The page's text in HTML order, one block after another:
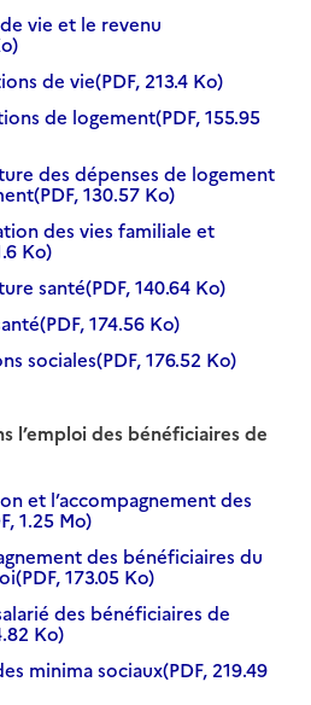
vie et le revenu
de vie(PDF, 213.4 Ko)
de logement(PDF, 155.95
des dépenses de logement
130.57 Ko)
des vies familiale et
Ko)
santé(PDF, 140.64 Ko)
174.56 Ko)
sociales(PDF, 176.52 Ko)
l’emploi des bénéficiaires de
et l’accompagnement des
1.25 Mo)
des bénéficiaires du
173.05 Ko)
des bénéficiaires de
Ko)
minima sociaux(PDF, 219.49